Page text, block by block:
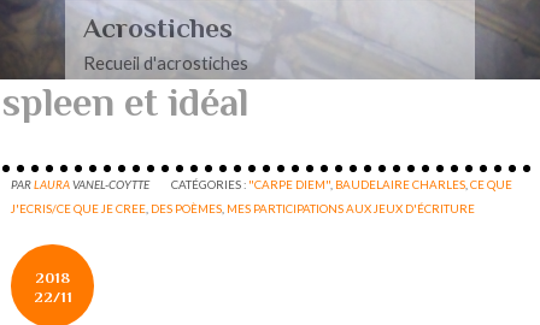
mari
Recueil de poèmes dédiés à mon mari
spleen et idéal
PARLAURAVANEL-COYTTE CATÉGORIES : "CARPE DIEM" BAUDELAIRE CHARLES ,CE QUE
J'ECRIS/CE QUE JE CREE DES POÈMES MES PARTICIPATIONS AUX JEUX D'ÉCRITURE
2018
22/11